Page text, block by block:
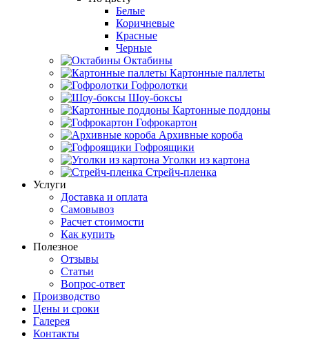
Белые
Коричневые
Красные
Черные
Октабины
Картонные паллеты
Гофролотки
Шоу-боксы
Картонные поддоны
Гофрокартон
Архивные короба
Гофроящики
Уголки из картона
Стрейч-пленка
Услуги
Доставка и оплата
Самовывоз
Расчет стоимости
Как купить
Полезное
Отзывы
Статьи
Вопрос-ответ
Производство
Цены и сроки
Галерея
Контакты